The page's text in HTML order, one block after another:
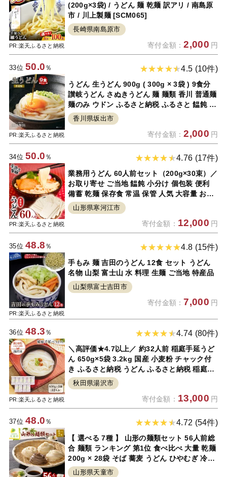
PR:楽天ふるさと納税
(200g×3袋) / うどん 麺 乾麺 訳アリ / 南島原
市 / 川上製麺 [SCM065]
長崎県南島原市
寄付金額：2,000 円
33位50.0 ％
PR:楽天ふるさと納税
4.5 (10件)
うどん 生うどん 900g ( 300g × 3袋 ) 9食分
讃岐うどん さぬきうどん 麺 麺類 香川 普通麺
麺のみ ウドン ふるさと納税 ふるさと 饂飩 美
味しい ご当地 グルメ
香川県坂出市
寄付金額：2,000 円
34位50.0 ％
PR:楽天ふるさと納税
4.76 (17件)
業務用うどん 60人前セット（200g×30束）／
お取り寄せ ご当地 饂飩 小分け 個包装 便利
備蓄 乾麺 保存食 常温 保管 人気 大容量 お昼
ご飯 昼食 夕食 夜食 東北 山形 国内製造 安孫
子製麺 ふるさと納税 コスパ
山形県寒河江市
寄付金額： 12,000 円
35位48.8 ％
PR:楽天ふるさと納税
4.8 (15件)
手もみ 麺 吉田のうどん 12食 セット うどん
名物 山梨 富士山 水 料理 生麺 ご当地 特産品
山梨県富士吉田市
寄付金額： 7,000 円
36位48.3 ％
PR:楽天ふるさと納税
4.74 (80件)
＼高評価★4.7以上／ 約32人前 稲庭手延うど
ん 650g×5袋 3.2kg 国産 小麦粉 チャック付
き ふるさと納税 うどん ふるさと納税 稲庭う
どん 秋田県 いなにわ 干しうどん 稲庭干饂飩
手延うどん 乾麺 麺 B3-0901[B3-0901]
秋田県湯沢市
寄付金額： 13,000 円
37位48.0 ％ 4.72 (54件)
【 選べる 7種 】 山形の麺類セット 56人前総
合 麺類 ランキング 第1位 食べ比べ 大量 乾麺
200g × 28袋 そば 蕎麦 うどん ひやむぎ 冷麦
そうめん 素麺 麺類 常温保存 長期保存 簡易包
山形県天童市